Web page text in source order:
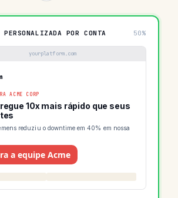
POR CONTA 50%
yourplatform.com
ACME CORP
10x mais rápido que seus
reduziu o downtime em 40% em nossa
a equipe Acme